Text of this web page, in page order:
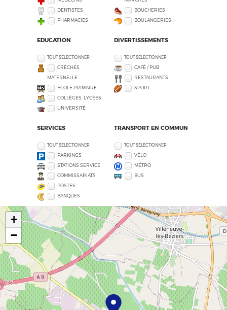
DENTISTES
PHARMACIES
BOUCHERIES
BOULANGERIES
EDUCATION
TOUT SÉLECTIONNER
CRÈCHES,
MATERNELLE
ECOLE PRIMAIRE
COLLÈGES, LYCÉES
UNIVERSITÉ
DIVERTISSEMENTS
TOUT SÉLECTIONNER
CAFÉ / PUB
RESTAURANTS
SPORT
SERVICES
TOUT SÉLECTIONNER
PARKINGS
STATIONS SERVICE
COMMISSARIATS
POSTES
BANQUES
TRANSPORT EN COMMUN
TOUT SÉLECTIONNER
VÉLO
MÉTRO
BUS
+
−